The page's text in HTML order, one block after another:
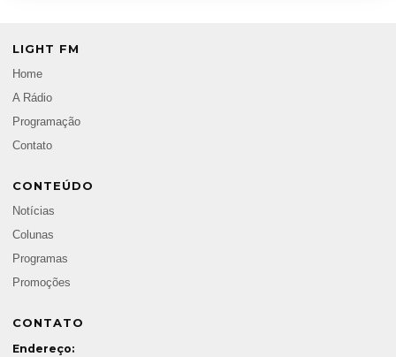
LIGHT FM
Home
A Rádio
Programação
Contato
CONTEÚDO
Notícias
Colunas
Programas
Promoções
CONTATO
Endereço: